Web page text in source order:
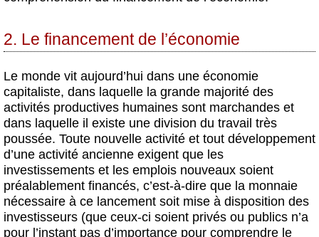
2. Le financement de l’économie
Le monde vit aujourd’hui dans une économie
capitaliste, dans laquelle la grande majorité des
activités productives humaines sont marchandes et
dans laquelle il existe une division du travail très
poussée. Toute nouvelle activité et tout développement
d’une activité ancienne exigent que les
investissements et les emplois nouveaux soient
préalablement financés, c’est-à-dire que la monnaie
nécessaire à ce lancement soit mise à disposition des
investisseurs (que ceux-ci soient privés ou publics n’a
pour l’instant pas d’importance pour comprendre le